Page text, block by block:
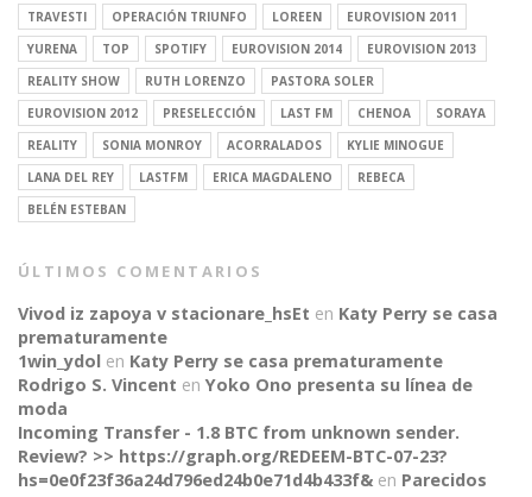
TRAVESTI
OPERACIÓN TRIUNFO LOREEN
EUROVISION 2011
YURENA
TOP SPOTIFY EUROVISION 2014
EUROVISION 2013
REALITY SHOW
RUTH LORENZO
PASTORA SOLER
EUROVISION 2012
PRESELECCIÓN LAST FM CHENOA
SORAYA
REALITY
SONIA MONROY ACORRALADOS
KYLIE MINOGUE
LANA DEL REY
LASTFM ERICA MAGDALENO
REBECA
BELÉN ESTEBAN
ÚLTIMOS COMENTARIOS
Vivod iz zapoya v stacionare_hsEt en Katy Perry se casa
prematuramente
1win_ydol en Katy Perry se casa prematuramente
Rodrigo S. Vincent en Yoko Ono presenta su línea de
moda
Incoming Transfer - 1.8 BTC from unknown sender.
Review? >> https://graph.org/REDEEM-BTC-07-23?
hs=0e0f23f36a24d796ed24b0e71d4b433f& en Parecidos